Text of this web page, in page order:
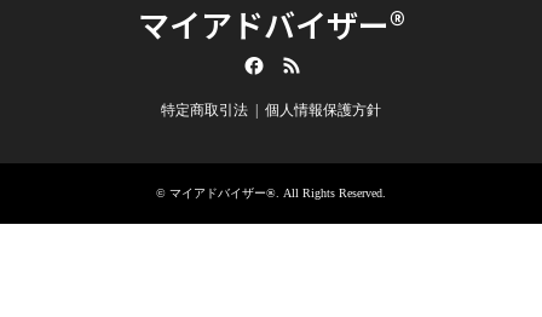
マイアドバイザー®
特定商取引法 個人情報保護方針
© マイアドバイザー®. All Rights Reserved.